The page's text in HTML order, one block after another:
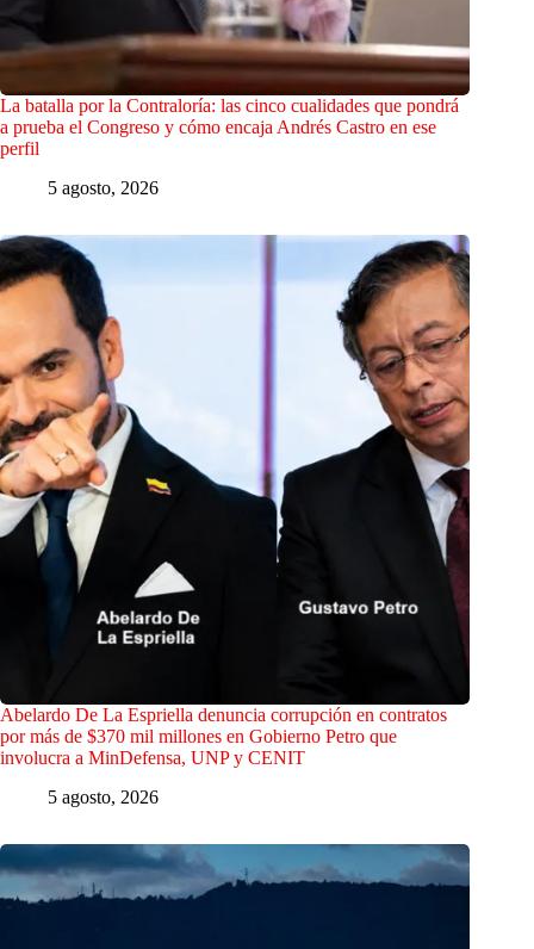
La batalla por la Contraloría: las cinco cualidades que pondrá
a prueba el Congreso y cómo encaja Andrés Castro en ese
perfil
5 agosto, 2026
Abelardo De La Espriella denuncia corrupción en contratos
por más de $370 mil millones en Gobierno Petro que
involucra a MinDefensa, UNP y CENIT
5 agosto, 2026